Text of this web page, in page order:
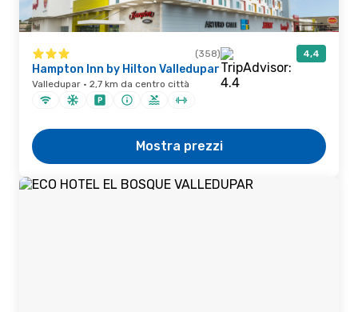
(358) 4,4
Hampton Inn by Hilton Valledupar
Valledupar · 2,7 km da centro città
Mostra prezzi